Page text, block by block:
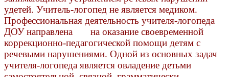
удетей. Учитель-логопед не является медиком.
Профессиональная деятельность учителя-логопеда
ДОУ направлена на оказание своевременной
коррекционно-педагогической помощи детям с
речевыми нарушениями. Одной из основных задач
учителя-логопеда является овладение детьми